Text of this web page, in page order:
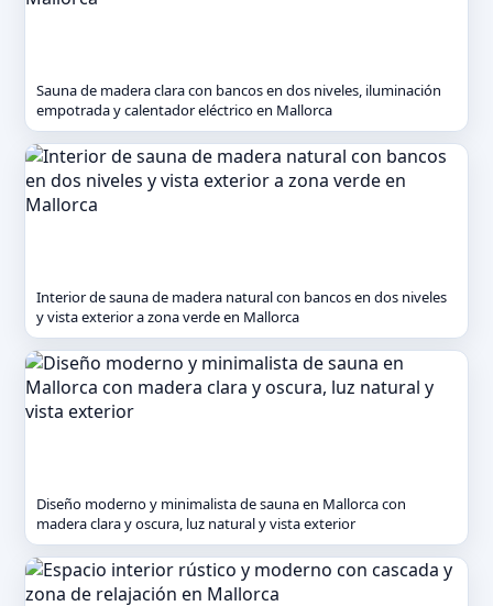
Sauna de madera clara con bancos en dos niveles, iluminación
empotrada y calentador eléctrico en Mallorca
Interior de sauna de madera natural con bancos en dos niveles
y vista exterior a zona verde en Mallorca
Diseño moderno y minimalista de sauna en Mallorca con
madera clara y oscura, luz natural y vista exterior